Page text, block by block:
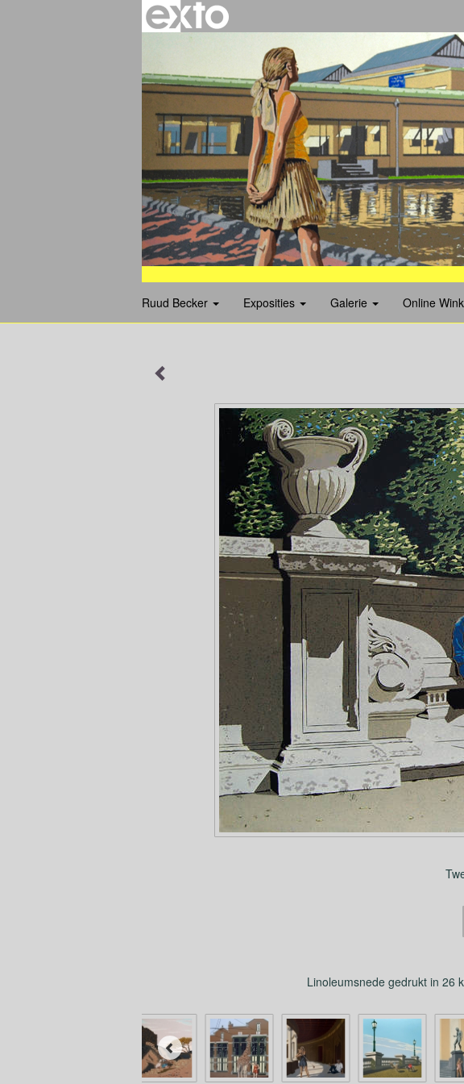
Ruud Becker Exposities Galerie Online
Linoleumsnede gedrukt in 26